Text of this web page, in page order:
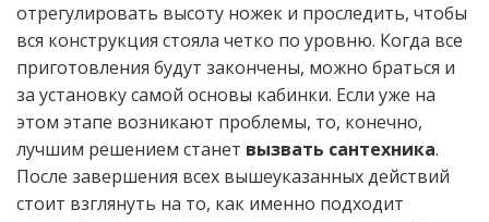
отрегулировать высоту ножек и проследить, чтобы
вся конструкция стояла четко по уровню. Когда все
приготовления будут закончены, можно браться и
за установку самой основы кабинки. Если уже на
этом этапе возникают проблемы, то, конечно,
лучшим решением станет вызвать сантехника.
После завершения всех вышеуказанных действий
стоит взглянуть на то, как именно подходит